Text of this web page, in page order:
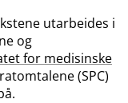
utarbeides i
og
for medisinske
(SPC)